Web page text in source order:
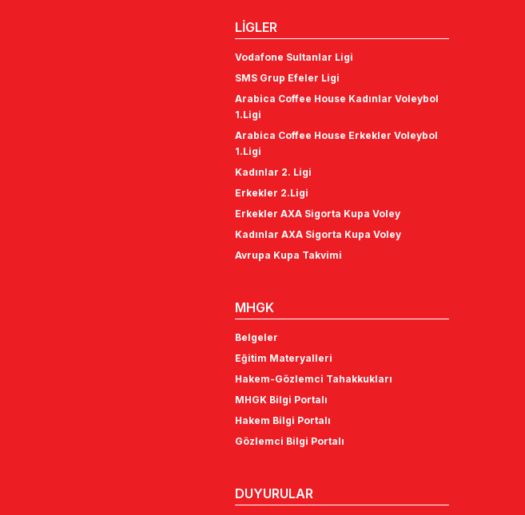
LİGLER
Vodafone Sultanlar Ligi
SMS Grup Efeler Ligi
Arabica Coffee House Kadınlar Voleybol
1.Ligi
Arabica Coffee House Erkekler Voleybol
1.Ligi
Kadınlar 2. Ligi
Erkekler 2.Ligi
Erkekler AXA Sigorta Kupa Voley
Kadınlar AXA Sigorta Kupa Voley
Avrupa Kupa Takvimi
MHGK
Belgeler
Eğitim Materyalleri
Hakem-Gözlemci Tahakkukları
MHGK Bilgi Portalı
Hakem Bilgi Portalı
Gözlemci Bilgi Portalı
DUYURULAR